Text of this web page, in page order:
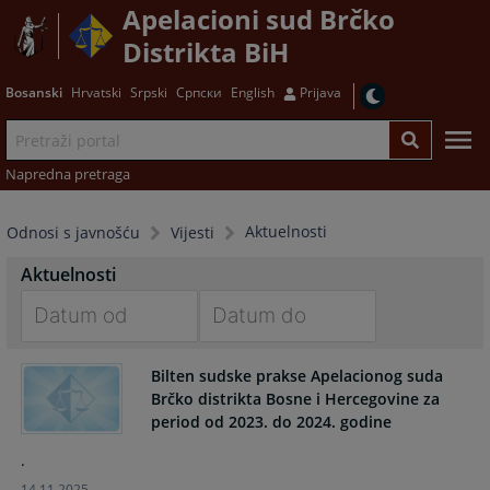
Apelacioni sud Brčko
Distrikta BiH
Bosanski Hrvatski Srpski Српски English Prijava
Napredna pretraga
Odnosi s javnošću Vijesti Aktuelnosti
Aktuelnosti
forward
interact
the
forward
to
interact
Bilten sudske prakse Apelacionog suda
Brčko distrikta Bosne i Hercegovine za
period od 2023. do 2024. godine
.